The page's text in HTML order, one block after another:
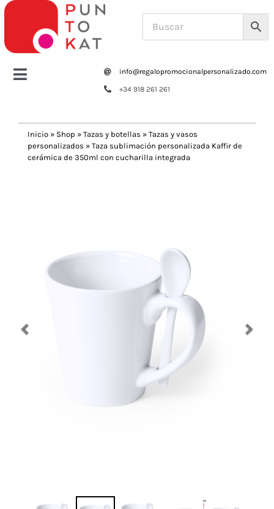
Saltar
contenido
Toggle
Tazas y botellas
info@regalopromocionalpersonalizado.com
+34 918 261 261
Inicio » Shop » Tazas y botellas » Tazas y vasos
personalizados » Taza sublimación personalizada Kaffir de
cerámica de 350ml con cucharilla integrada